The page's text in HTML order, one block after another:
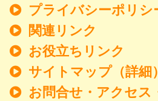
プライバシーポリシ
関連リンク
お役立ちリンク
サイトマップ（詳細）
お問合せ・アクセス